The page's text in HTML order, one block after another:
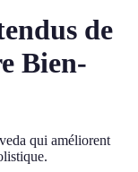
de
Bien-
qui améliorent